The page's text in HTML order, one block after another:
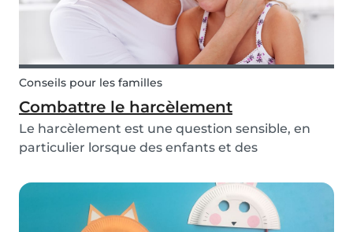
Conseils pour les familles
Combattre le harcèlement
Le harcèlement est une question sensible, en
particulier lorsque des enfants et des
signes pour vous aider à comprendre si des
enfants sont victimes de harcèlement, et des
conseils pour trouver...